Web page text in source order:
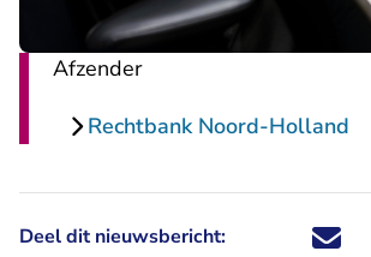
Afzender
Rechtbank Noord-Holland
Deel dit nieuwsbericht: Deel dit
Deel dit
Deel